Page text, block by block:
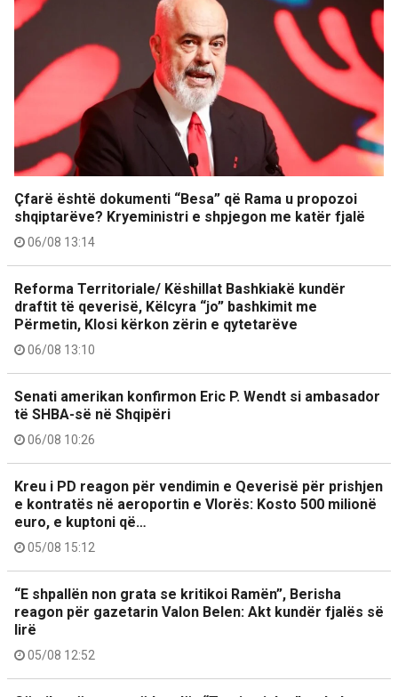
Çfarë është dokumenti “Besa” që Rama u propozoi
shqiptarëve? Kryeministri e shpjegon me katër fjalë
06/08 13:14
Reforma Territoriale/ Këshillat Bashkiakë kundër
draftit të qeverisë, Këlcyra “jo” bashkimit me
Përmetin, Klosi kërkon zërin e qytetarëve
06/08 13:10
Senati amerikan konfirmon Eric P. Wendt si ambasador
të SHBA-së në Shqipëri
06/08 10:26
Kreu i PD reagon për vendimin e Qeverisë për prishjen
e kontratës në aeroportin e Vlorës: Kosto 500 milionë
euro, e kuptoni që…
05/08 15:12
“E shpallën non grata se kritikoi Ramën”, Berisha
reagon për gazetarin Valon Belen: Akt kundër fjalës së
lirë
05/08 12:52